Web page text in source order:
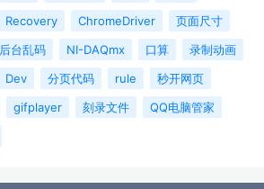
Recovery ChromeDriver
页面尺寸
后台乱码 NI-DAQmx 口算
录制动画
Dev 分页代码 rule
秒开网页
gifplayer 刻录文件
QQ电脑管家